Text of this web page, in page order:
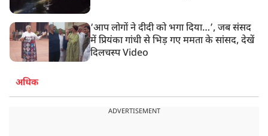
‘आप लोगों ने दीदी को भगा दिया…’, जब संसद
में प्रियंका गांधी से भिड़ गए ममता के सांसद, देखें
दिलचस्प Video
अधिक
ADVERTISEMENT